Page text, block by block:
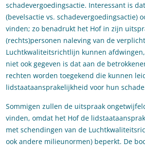
schadevergoedingsactie. Interessant is
(bevelsactie vs. schadevergoedingsactie)
vinden; zo benadrukt het Hof in zijn
(rechts)personen naleving van de
Luchtkwaliteitsrichtlijn kunnen
niet ook gegeven is dat aan de
rechten worden toegekend die kunnen
lidstaataansprakelijkheid voor hun
Sommigen zullen de uitspraak
vinden, omdat het Hof de
met schendingen van de
ook andere milieunormen) beperkt. De